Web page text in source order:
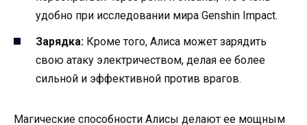
удобно при исследовании мира Genshin Impact.
Зарядка: Кроме того, Алиса может зарядить
свою атаку электричеством, делая ее более
сильной и эффективной против врагов.
Магические способности Алисы делают ее мощным